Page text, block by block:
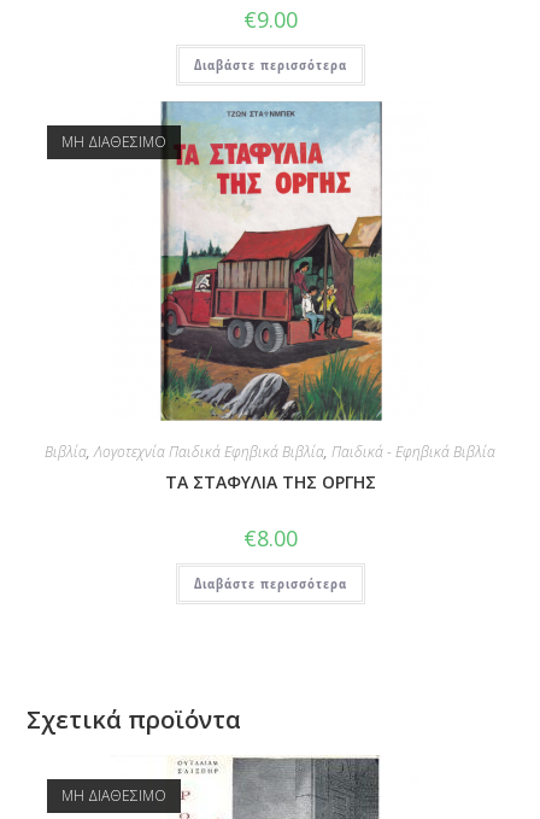
€9.00
Διαβάστε περισσότερα
ΜΗ ΔΙΑΘΕΣΙΜΟ
Βιβλία,Λογοτεχνία Παιδικά Εφηβικά Βιβλία, Παιδικά - Εφηβικά Βιβλία
ΤΑ ΣΤΑΦΥΛΙΑ ΤΗΣ ΟΡΓΗΣ
€8.00
Διαβάστε περισσότερα
Σχετικά προϊόντα
ΜΗ ΔΙΑΘΕΣΙΜΟ